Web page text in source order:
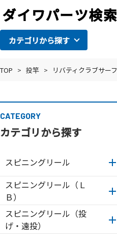
カテゴリから探す
TOP > 投竿 > リバティクラブサーフ
CATEGORY
カテゴリから探す
スピニングリール
スピニングリール（Ｌ
Ｂ）
スピニングリール（投
げ・遠投）